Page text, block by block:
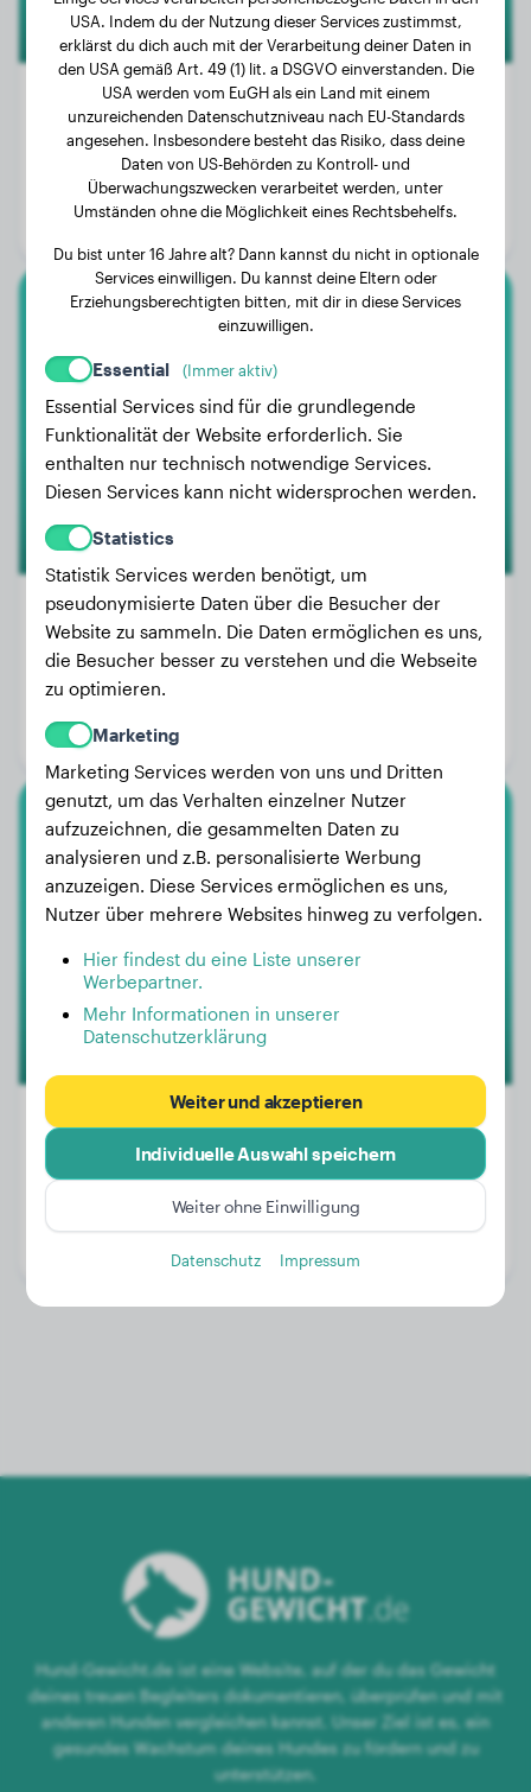
Gewicht:
Alter:
5 Jahre
Bichon
Jip
Gewicht:
2 kg
Alter:
Geschlecht:
American Bully
Witcher
Gewicht:
Keine Daten
2 Jahre, 6 Monate
Hund-Gewicht.de ist eine Website, auf der du das Gewicht
deines treuen Begleiters dokumentieren, überprüfen und mit
anderen Hunden vergleichen kannst. Unser Ziel ist es, ein
gesundes Wachstum deines Hundes zu fördern und zu
unterstützen.
USA. Indem du der Nutzung dieser Services zustimmst,
erklärst du dich auch mit der Verarbeitung deiner Daten in
den USA gemäß Art. 49 (1) lit. a DSGVO einverstanden. Die
USA werden vom EuGH als ein Land mit einem
unzureichenden Datenschutzniveau nach EU-Standards
angesehen. Insbesondere besteht das Risiko, dass deine
Daten von US-Behörden zu Kontroll- und
Überwachungszwecken verarbeitet werden, unter
Umständen ohne die Möglichkeit eines Rechtsbehelfs.
Du bist unter 16 Jahre alt? Dann kannst du nicht in optionale
Services einwilligen. Du kannst deine Eltern oder
Erziehungsberechtigten bitten, mit dir in diese Services
einzuwilligen.
Essential (Immer aktiv)
Essential Services sind für die grundlegende
Funktionalität der Website erforderlich. Sie
enthalten nur technisch notwendige Services.
Diesen Services kann nicht widersprochen werden.
Statistics
Statistik Services werden benötigt, um
pseudonymisierte Daten über die Besucher der
Website zu sammeln. Die Daten ermöglichen es uns,
die Besucher besser zu verstehen und die Webseite
zu optimieren.
Marketing
Marketing Services werden von uns und Dritten
genutzt, um das Verhalten einzelner Nutzer
aufzuzeichnen, die gesammelten Daten zu
analysieren und z.B. personalisierte Werbung
anzuzeigen. Diese Services ermöglichen es uns,
Nutzer über mehrere Websites hinweg zu verfolgen.
Hier findest du eine Liste unserer
Werbepartner.
Mehr Informationen in unserer
Datenschutzerklärung
Weiter und akzeptieren
Individuelle Auswahl speichern
Weiter ohne Einwilligung
Datenschutz Impressum